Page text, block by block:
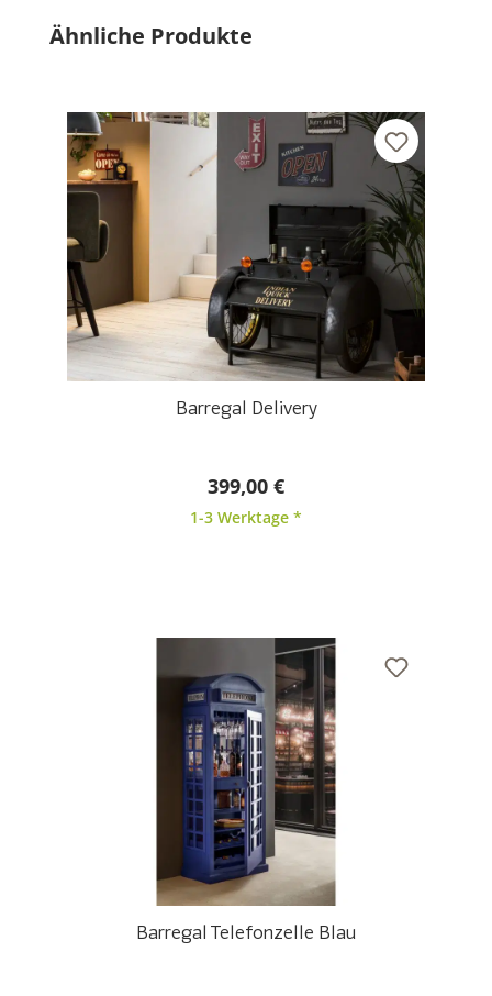
Produktgalerie überspringen
Ähnliche Produkte
Barregal Delivery
399,00 €
1-3 Werktage *
Barregal Telefonzelle Blau